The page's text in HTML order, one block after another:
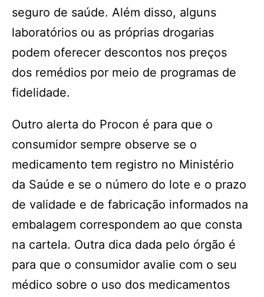
seguro de saúde. Além disso, alguns
laboratórios ou as próprias drogarias
podem oferecer descontos nos preços
dos remédios por meio de programas de
fidelidade.
Outro alerta do Procon é para que o
consumidor sempre observe se o
medicamento tem registro no Ministério
da Saúde e se o número do lote e o prazo
de validade e de fabricação informados na
embalagem correspondem ao que consta
na cartela. Outra dica dada pelo órgão é
para que o consumidor avalie com o seu
médico sobre o uso dos medicamentos